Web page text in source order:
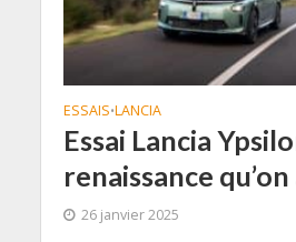
ESSAIS•LANCIA
Essai Lancia
renaissance
26 janvier 2025